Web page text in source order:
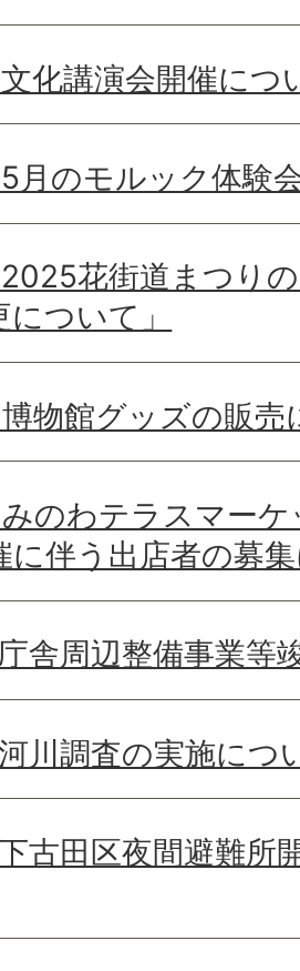
化講演会開催につ
月のモルック体験
花街道まつり
ついて」
物館グッズの販売
のわテラスマー
に伴う出店者の募
舎周辺整備事業等
川調査の実施につ
古田区夜間避難所